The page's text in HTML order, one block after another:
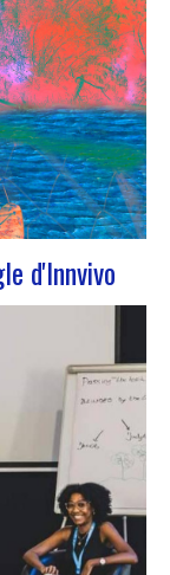
d'Innvivo
« Exile ». Un
qui vous permet
&
Exile » débute
l’auditeur